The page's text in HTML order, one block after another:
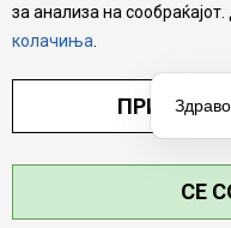
за анализа на
колачиња
СЕ